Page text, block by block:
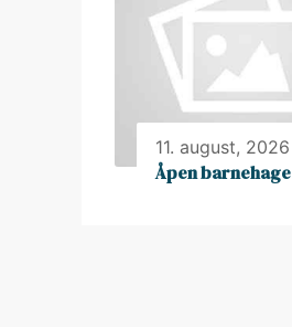
11. august, 2026
Åpen barnehage